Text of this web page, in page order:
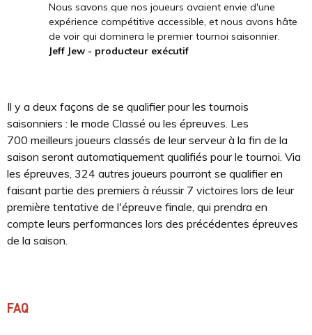
Nous savons que nos joueurs avaient envie d'une
expérience compétitive accessible, et nous avons hâte
de voir qui dominera le premier tournoi saisonnier.
Jeff Jew - producteur exécutif
Il y a deux façons de se qualifier pour les tournois
saisonniers : le mode Classé ou les épreuves. Les
700 meilleurs joueurs classés de leur serveur à la fin de la
saison seront automatiquement qualifiés pour le tournoi. Via
les épreuves, 324 autres joueurs pourront se qualifier en
faisant partie des premiers à réussir 7 victoires lors de leur
première tentative de l'épreuve finale, qui prendra en
compte leurs performances lors des précédentes épreuves
de la saison.
FAQ